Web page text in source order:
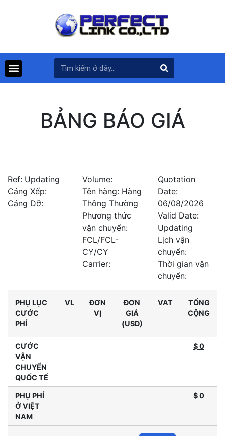
BẢNG BÁO GIÁ
Ref: Updating
Cảng Xếp:
Cảng Dỡ:
Volume:
Tên hàng: Hàng
Thông Thường
Phương thức
vận chuyển:
FCL/FCL-
CY/CY
Carrier:
Quotation
Date:
06/08/2026
Valid Date:
Updating
Lịch vận
chuyển:
Thời gian vận
chuyển:
PHỤ LỤC
CƯỚC
PHÍ
VL
ĐƠN
VỊ
ĐƠN
GIÁ
(USD)
VAT
TỔNG
CỘNG
CƯỚC
VẬN
CHUYỂN
QUỐC TẾ
$ 0
PHỤ PHÍ
Ở VIỆT
NAM
$0